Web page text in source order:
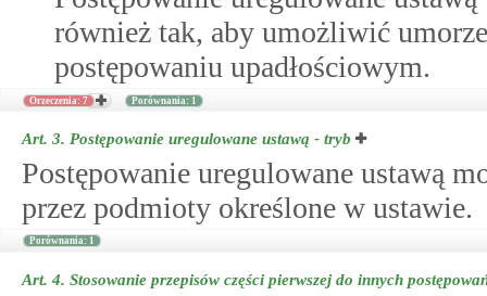
również tak, aby umożliwić
postępowaniu upadłościowym.
Orzeczenia: 7 Porównania: 1
Art. 3. Postępowanie uregulowane ustawą - tryb
Postępowanie uregulowane ustawą
przez podmioty określone w ustawie.
Porównania: 1
Art. 4. Stosowanie przepisów części pierwszej do innych